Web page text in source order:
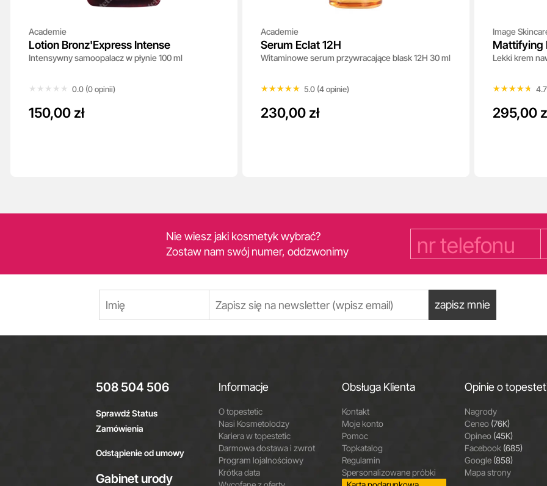
Academie
Lotion Bronz'Express Intense
Intensywny samoopalacz w płynie 100 ml
★★★★★
★★★★★ 0.0 (0 opinii)
150,00 zł
Academie
Serum Eclat 12H
Witaminowe serum przywracające blask 12H 30 ml
★★★★★
★★★★★ 5.0 (4 opinie)
230,00 zł
Image
Mattifying
Lekki krem
★★★★★
★★★★★
295,00
Nie wiesz jaki kosmetyk wybrać?
Zostaw nam swój numer, oddzwonimy
zapisz mnie
508 504 506
Sprawdź Status
Zamówienia
Odstąpienie od umowy
Gabinet urody
Informacje
O topestetic
Nasi Kosmetolodzy
Kariera w topestetic
Darmowa dostawa i zwrot
Program lojalnościowy
Krótka data
Obsługa Klienta
Kontakt
Moje konto
Pomoc
Topkatalog
Regulamin
Spersonalizowane próbki
Opinie o
Nagrody
Ceneo (76K)
Opineo (45K)
Facebook (685)
Google (858)
Mapa strony